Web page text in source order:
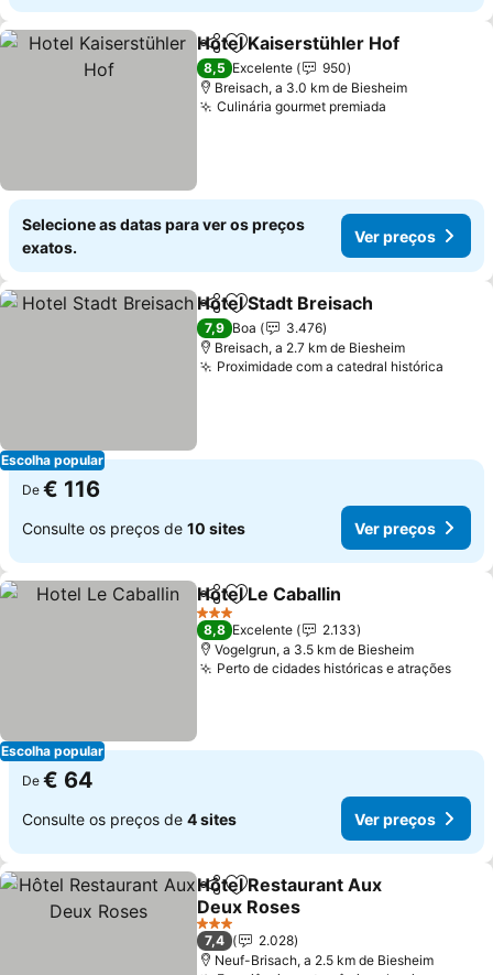
PartilharAdicionar aos favoritos
Hotel Kaiserstühler Hof
8,5 Excelente
950
Breisach, a 3.0 km de Biesheim
Culinária gourmet premiada
Selecione as datas para ver os preços
exatos.
Ver preços
Escolha popular
PartilharAdicionar aos favoritos
Hotel Stadt Breisach
7,9 Boa
3.476
Breisach, a 2.7 km de Biesheim
Proximidade com a catedral histórica
De € 116
Consulte os preços de 10 sites Ver preços
Escolha popular
PartilharAdicionar aos favoritos
Hotel Le Caballin
3 Estrelas
8,8 Excelente
2.133
Vogelgrun, a 3.5 km de Biesheim
Perto de cidades históricas e atrações
De € 64
Consulte os preços de 4 sites Ver preços
PartilharAdicionar aos favoritos
Hôtel Restaurant Aux
Deux Roses
3 Estrelas
7,4
2.028
Neuf-Brisach, a 2.5 km de Biesheim